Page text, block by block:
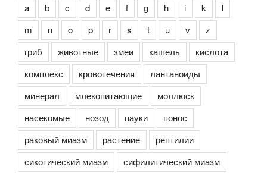
a b c d e f g h i k
l
m
n o p r s t u v
z
гриб
животные змеи кашель
кислота
комплекс
кровотечения
лантаноиды
минерал
млекопитающие
моллюск
насекомые
нозод пауки
понос
раковый миазм
растение
рептилии
сикотический миазм
сифилитический миазм